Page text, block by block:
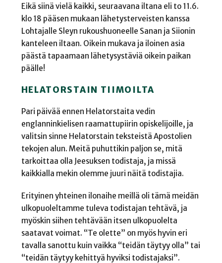
Eikä siinä vielä kaikki, seuraavana iltana eli to 11.6.
klo 18 pääsen mukaan lähetysterveisten kanssa
Lohtajalle Sleyn rukoushuoneelle Sanan ja Siionin
kanteleen iltaan. Oikein mukava ja iloinen asia
päästä tapaamaan lähetysystäviä oikein paikan
päälle!
HELATORSTAIN TIIMOILTA
Pari päivää ennen Helatorstaita vedin
englanninkielisen raamattupiirin opiskelijoille, ja
valitsin sinne Helatorstain teksteistä Apostolien
tekojen alun. Meitä puhuttikin paljon se, mitä
tarkoittaa olla Jeesuksen todistaja, ja missä
kaikkialla mekin olemme juuri näitä todistajia.
Erityinen yhteinen ilonaihe meillä oli tämä meidän
ulkopuoleltamme tuleva todistajan tehtävä, ja
myöskin siihen tehtävään itsen ulkopuolelta
saatavat voimat. “Te olette” on myös hyvin eri
tavalla sanottu kuin vaikka “teidän täytyy olla” tai
“teidän täytyy kehittyä hyviksi todistajaksi”.